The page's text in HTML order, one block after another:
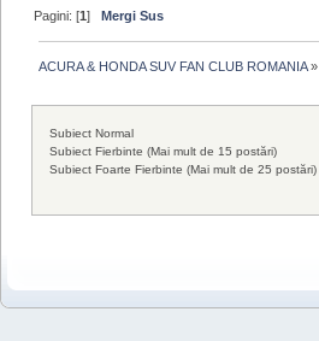
Pagini: [1]Mergi Sus
ACURA & HONDA SUV FAN CLUB ROMANIA»
Subiect Normal
Subiect Fierbinte (Mai mult de 15 postări)
Subiect Foarte Fierbinte (Mai mult de 25 postări)